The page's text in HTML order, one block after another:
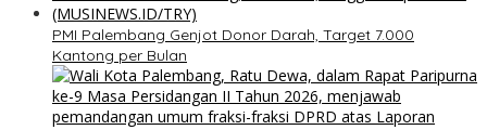
PMI Palembang Genjot Donor Darah, Target 7.000
Kantong per Bulan